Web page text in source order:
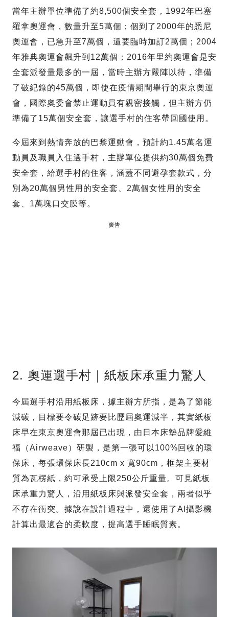
當年主辦單位準備了約8,500個安全套，1992年巴塞
羅拿奧運會，數量升至5萬個；個到了2000年的悉尼
奧運會，已急升至7萬個，還要臨時加訂2萬個；2004
年雅典奧運會飆升到12萬個；2016年里約奧運會是安
全套派發量最多的一屆，當時主辦方嚴陣以待，準備
了破紀錄的45萬個，即使在疫情期間舉行的東京奧運
會，國際奧委會禁止運動員有親密接觸，但主辦方仍
準備了15萬個安全套，讓選手村的住客帶回國使用。
今屆來到熱情奔放的巴黎運動會，預計約1.45萬名運
動員及職員入住選手村，主辦單位提供約30萬個免費
安全套，給選手村的住客，涵蓋不同避孕套款式，分
別為20萬個男性用的安全套、2萬個女性用的安全
套、1萬塊口交膜等。
廣告
2. 奧運選手村｜紙板床承重力驚人
今屆選手村沿用紙板床，據主辦方所指，是為了節能
減碳，目標要令碳足跡要比歷屆奧運減半，其實紙板
床早在東京奧運會那屆已出現，由日本床墊品牌愛維
福（Airweave）研製，是第一張可以100%回收的環
保床，每張環保床長210cm x 寬90cm，框架主要材
質為瓦楞紙，約可承受上限250公斤重量。可見紙板
床承重力驚人，沿用紙板床與派發安全套，兩者似乎
不存在衝突。據說在設計過程中，還使用了AI攝影機
計算出最適合的柔軟度，提高選手睡眠質素。